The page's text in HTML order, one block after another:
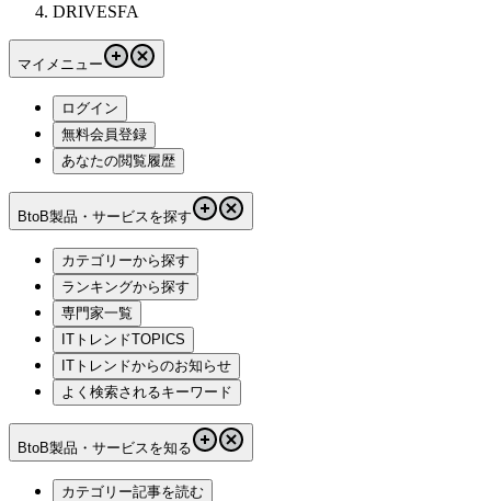
DRIVESFA
マイメニュー
ログイン
無料会員登録
あなたの閲覧履歴
BtoB製品・サービスを探す
カテゴリーから探す
ランキングから探す
専門家一覧
ITトレンドTOPICS
ITトレンドからのお知らせ
よく検索されるキーワード
BtoB製品・サービスを知る
カテゴリー記事を読む